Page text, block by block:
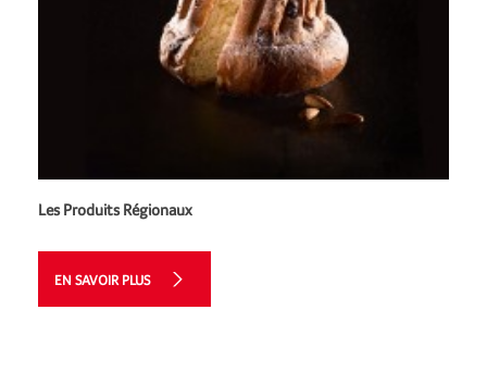
Les Produits Régionaux
EN SAVOIR PLUS